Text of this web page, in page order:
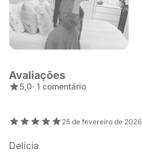
Avaliações
5,0· 1 comentário
25 de fevereiro de 2026
Delícia